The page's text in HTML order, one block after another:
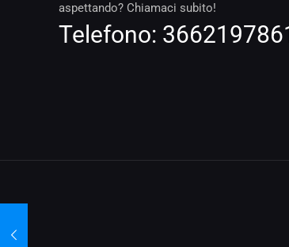
aspettando? Chiamaci subito!
Telefono: